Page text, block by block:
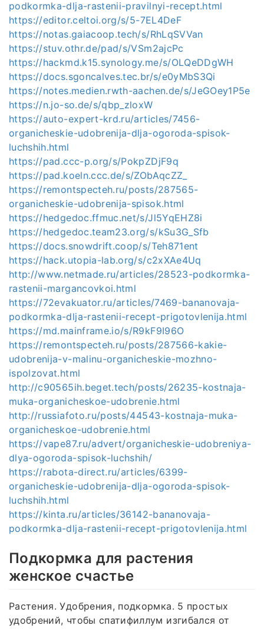
podkormka-dlja-rastenii-pravilnyi-recept.html
https://editor.celtoi.org/s/5-7EL4DeF
https://notas.gaiacoop.tech/s/RhLqSVVan
https://stuv.othr.de/pad/s/VSm2ajcPc
https://hackmd.k15.synology.me/s/OLQeDDgWH
https://docs.sgoncalves.tec.br/s/e0yMbS3Qi
https://notes.medien.rwth-aachen.de/s/JeGOey1P5e
https://n.jo-so.de/s/qbp_zloxW
https://auto-expert-krd.ru/articles/7456-
organicheskie-udobrenija-dlja-ogoroda-spisok-
luchshih.html
https://pad.ccc-p.org/s/PokpZDjF9q
https://pad.koeln.ccc.de/s/ZObAqcZZ_
https://remontspecteh.ru/posts/287565-
organicheskie-udobrenija-spisok.html
https://hedgedoc.ffmuc.net/s/Jl5YqEHZ8i
https://hedgedoc.team23.org/s/kSu3G_Sfb
https://docs.snowdrift.coop/s/Teh871ent
https://hack.utopia-lab.org/s/c2xXAe4Uq
http://www.netmade.ru/articles/28523-podkormka-
rastenii-margancovkoi.html
https://72evakuator.ru/articles/7469-bananovaja-
podkormka-dlja-rastenii-recept-prigotovlenija.html
https://md.mainframe.io/s/R9kF9I96O
https://remontspecteh.ru/posts/287566-kakie-
udobrenija-v-malinu-organicheskie-mozhno-
ispolzovat.html
http://c90565ih.beget.tech/posts/26235-kostnaja-
muka-organicheskoe-udobrenie.html
http://russiafoto.ru/posts/44543-kostnaja-muka-
organicheskoe-udobrenie.html
https://vape87.ru/advert/organicheskie-udobreniya-
dlya-ogoroda-spisok-luchshih/
https://rabota-direct.ru/articles/6399-
organicheskie-udobrenija-dlja-ogoroda-spisok-
luchshih.html
https://kinta.ru/articles/36142-bananovaja-
podkormka-dlja-rastenii-recept-prigotovlenija.html
Подкормка для растения
женское счастье
Растения. Удобрения, подкормка. 5 простых
удобрений, чтобы спатифиллум изгибался от